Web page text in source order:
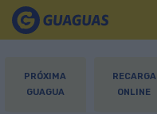
PRÓXIMA
GUAGUA
RECARGA
ONLINE